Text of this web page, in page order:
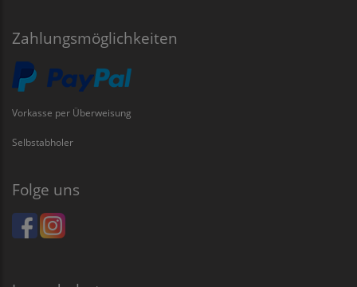
Zahlungsmöglichkeiten
Vorkasse per Überweisung
Selbstabholer
Folge uns